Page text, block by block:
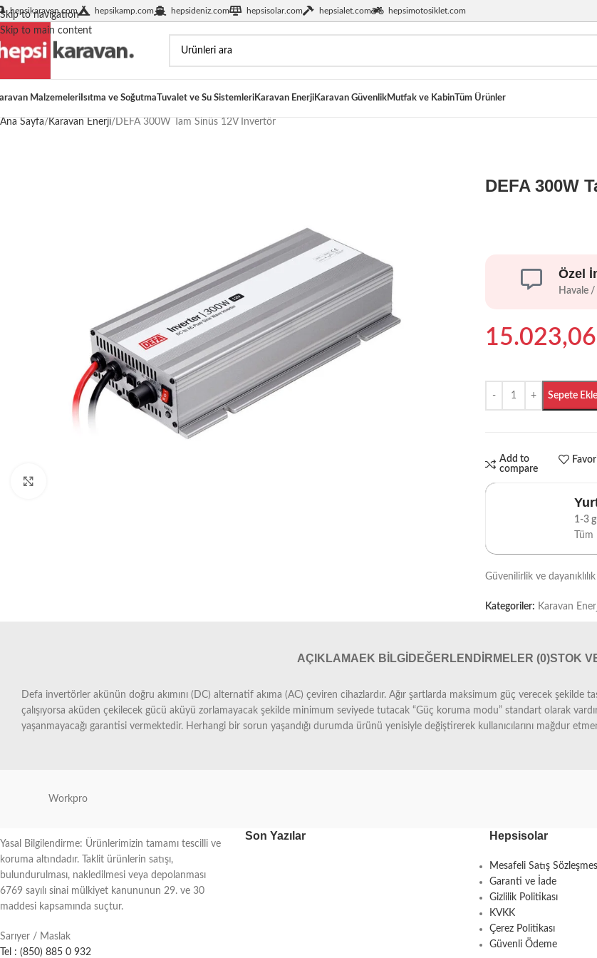
Skip to navigation
Skip to main content
hepsikaravan.com hepsikamp.com hepsideniz.com hepsisolar.com hepsialet.com hepsimotosiklet.com
Malzemeleri Isıtma ve SoğutmaTuvalet ve Su SistemleriKaravan EnerjiKaravan GüvenlikMutfak ve KabinTüm Ürünler
Ana Sayfa Karavan Enerji DEFA 300W Tam Sinüs 12V İnvertör
DEFA 300W
Özel
Havale
15.023,06
Sepete Ekle
Add to
compare
1-3
Güvenilirlik ve
Kategoriler: Karavan
AÇIKLAMA EK BILGI DEĞERLENDIRMELER (0)STOK
Defa invertörler akünün doğru akımını (DC) alternatif akıma (AC) çeviren cihazlardır. Ağır şartlarda maksimum güç verecek
çalışıyorsa aküden çekilecek gücü aküyü zorlamayacak şekilde minimum seviyede tutacak “Güç koruma modu” standart olarak
yaşanmayacağı garantisi vermektedir. Herhangi bir sorun yaşandığı durumda ürünü yenisiyle değiştirerek kullanıcılarını mağdur
Workpro
Yasal Bilgilendirme: Ürünlerimizin tamamı tescilli ve
koruma altındadır. Taklit ürünlerin satışı,
bulundurulması, nakledilmesi veya depolanması
6769 sayılı sinai mülkiyet kanununun 29. ve 30
maddesi kapsamında suçtur.
Sarıyer / Maslak
Tel : (850) 885 0 932
Son Yazılar Hepsisolar
Mesafeli Satış
Garanti ve İade
Gizlilik Politikası
KVKK
Çerez Politikası
Güvenli Ödeme